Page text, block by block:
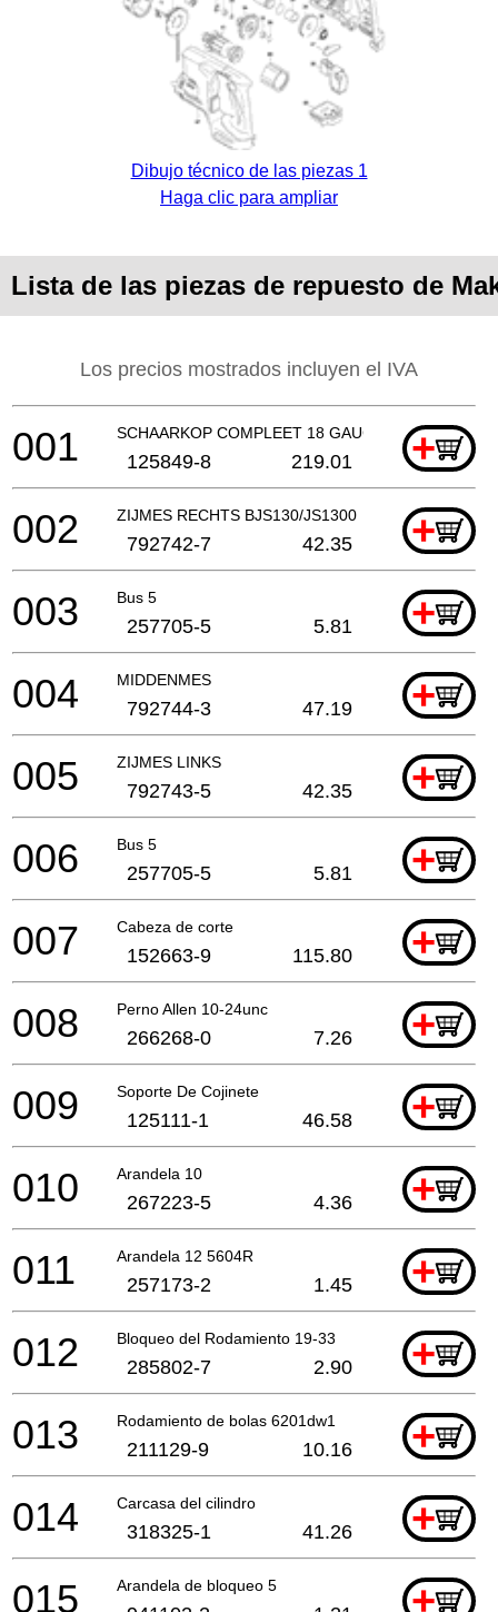
Dibujo técnico de las piezas 1
Haga clic para ampliar
Lista de las piezas de repuesto de
Los precios mostrados incluyen el IVA
SCHAARKOP COMPLEET 18 GAUGE +
001 125849-8 219.01
ZIJMES RECHTS BJS130/JS1300 +
002 792742-7 42.35
Bus 5 +
003 257705-5 5.81
MIDDENMES +
004 792744-3 47.19
ZIJMES LINKS +
005 792743-5 42.35
Bus 5 +
006 257705-5 5.81
Cabeza de corte +
007 152663-9 115.80
Perno Allen 10-24unc +
008 266268-0 7.26
Soporte De Cojinete +
009 125111-1 46.58
Arandela 10 +
010 267223-5 4.36
Arandela 12 5604R +
011 257173-2 1.45
Bloqueo del Rodamiento 19-33 +
012 285802-7 2.90
Rodamiento de bolas 6201dw1 +
013 211129-9 10.16
Carcasa del cilindro +
014 318325-1 41.26
Arandela de bloqueo 5 +
015